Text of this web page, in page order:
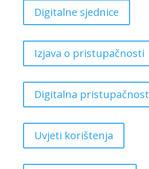
Digitalne sjednice
Izjava o pristupačnosti
Digitalna pristupačnost
Uvjeti korištenja